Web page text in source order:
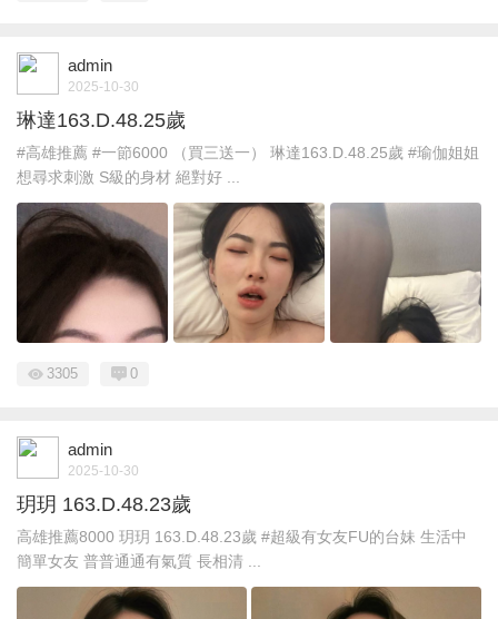
admin
2025-10-30
琳達163.D.48.25歲
#高雄推薦 #一節6000 （買三送一） 琳達163.D.48.25歲 #瑜伽姐姐
想尋求刺激 S級的身材 絕對好 ...
3305 0
admin
2025-10-30
玥玥 163.D.48.23歲
高雄推薦8000 玥玥 163.D.48.23歲 #超級有女友FU的台妹 生活中
簡單女友 普普通通有氣質 長相清 ...